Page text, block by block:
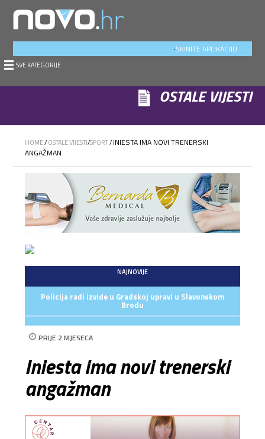
SKINITE APLIKACIJU
.
SVE KATEGORIJE
OSTALE VIJESTI
HOME/OSTALE VIJESTI/SPORT/INIESTA IMA NOVI TRENERSKI
ANGAŽMAN
NAJNOVIJE
Policija radi izvide u Gradskoj upravi u Slavonskom
Brodu
PRIJE 2 MJESECA
Iniesta ima novi trenerski
angažman